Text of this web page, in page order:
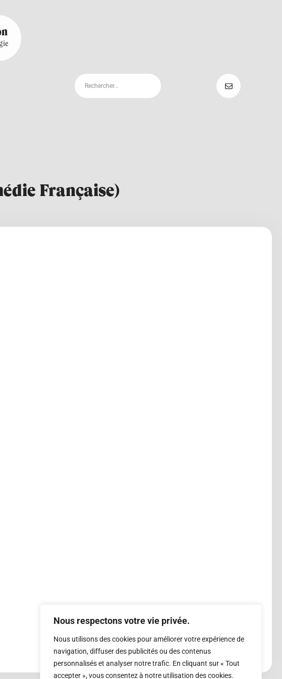
Nous respectons votre vie privée.
Nous utilisons des cookies pour améliorer votre expérience de
navigation, diffuser des publicités ou des contenus
personnalisés et analyser notre trafic. En cliquant sur « Tout
accepter », vous consentez à notre utilisation des cookies.
Française)